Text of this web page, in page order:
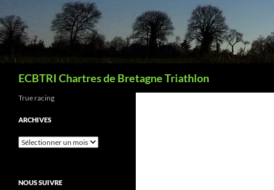
ECBTRI Chartres de Bretagne Triathlon
True racing
ARCHIVES
Archives
NOUS SUIVRE